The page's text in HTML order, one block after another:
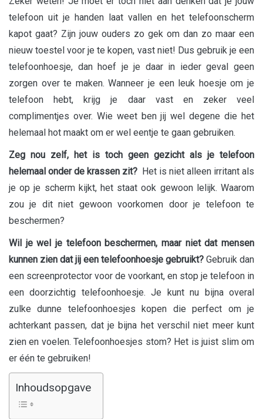
telefoon uit je handen laat vallen en het telefoonscherm
kapot gaat? Zijn jouw ouders zo gek om dan zo maar een
nieuw toestel voor je te kopen, vast niet! Dus gebruik je een
telefoonhoesje, dan hoef je je daar in ieder geval geen
zorgen over te maken. Wanneer je een leuk hoesje om je
telefoon hebt, krijg je daar vast en zeker veel
complimentjes over. Wie weet ben jij wel degene die het
helemaal hot maakt om er wel eentje te gaan gebruiken.
Zeg nou zelf, het is toch geen gezicht als je telefoon
helemaal onder de krassen zit? Het is niet alleen irritant als
je op je scherm kijkt, het staat ook gewoon lelijk. Waarom
zou je dit niet gewoon voorkomen door je telefoon te
beschermen?
Wil je wel je telefoon beschermen, maar niet dat mensen
kunnen zien dat jij een telefoonhoesje gebruikt? Gebruik dan
een screenprotector voor de voorkant, en stop je telefoon in
een doorzichtig telefoonhoesje. Je kunt nu bijna overal
zulke dunne telefoonhoesjes kopen die perfect om je
achterkant passen, dat je bijna het verschil niet meer kunt
zien en voelen. Telefoonhoesjes stom? Het is juist slim om
er één te gebruiken!
Inhoudsopgave